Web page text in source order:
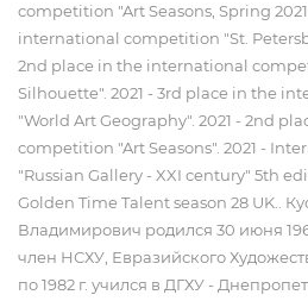
competition "Art Seasons, Spring
international competition "St.
2nd place in the international
Silhouette". 2021 - 3rd place in the
"World Art Geography". 2021 - 2nd
competition "Art Seasons". 2021 -
"Russian Gallery - XXI century" 5th
Golden Time Talent season 28 UK..
Владимирович родился 30 июня
член НСХУ, Евразийского
по 1982 г. учился в ДГХУ -